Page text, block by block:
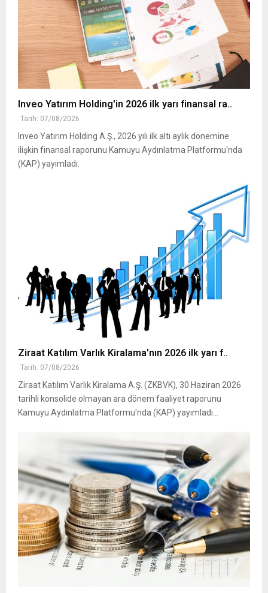
Inveo Yatırım Holding'in 2026 ilk yarı finansal ra..
Tarih: 07/08/2026
Inveo Yatırım Holding A.Ş., 2026 yılı ilk altı aylık dönemine
ilişkin finansal raporunu Kamuyu Aydınlatma Platformu'nda
(KAP) yayımladı.
Ziraat Katılım Varlık Kiralama'nın 2026 ilk yarı f..
Tarih: 07/08/2026
Ziraat Katılım Varlık Kiralama A.Ş. (ZKBVK), 30 Haziran 2026
tarihli konsolide olmayan ara dönem faaliyet raporunu
Kamuyu Aydınlatma Platformu'nda (KAP) yayımladı...